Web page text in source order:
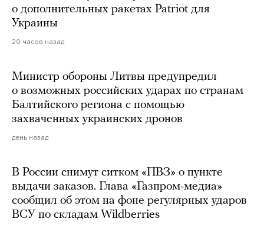
о дополнительных ракетах Patriot для
Украины
20 часов назад
Министр обороны Литвы предупредил
о возможных российских ударах по странам
Балтийского региона с помощью
захваченных украинских дронов
день назад
В России снимут ситком «ПВЗ» о пункте
выдачи заказов. Глава «Газпром-медиа»
сообщил об этом на фоне регулярных ударов
ВСУ по складам Wildberries